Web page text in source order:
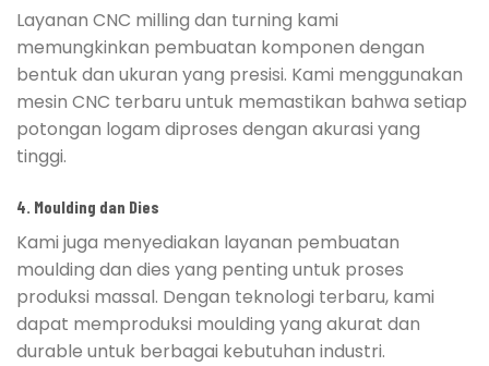
Layanan CNC milling dan turning kami
memungkinkan pembuatan komponen dengan
bentuk dan ukuran yang presisi. Kami menggunakan
mesin CNC terbaru untuk memastikan bahwa setiap
potongan logam diproses dengan akurasi yang
tinggi.
4. Moulding dan Dies
Kami juga menyediakan layanan pembuatan
moulding dan dies yang penting untuk proses
produksi massal. Dengan teknologi terbaru, kami
dapat memproduksi moulding yang akurat dan
durable untuk berbagai kebutuhan industri.